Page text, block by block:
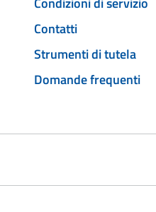
Contatti
Strumenti di tutela
Domande frequenti